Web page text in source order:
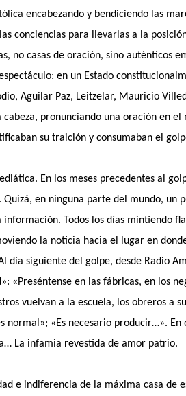
encabezando y bendiciendo las
conciencias para llevarlas a la
no casas de oración, sino auténticos
en un Estado
Aguilar Paz, Leitzelar, Mauricio
cabeza, pronunciando una oración en
su traición y consumaban el
En los meses precedentes al
Quizá, en ninguna parte del mundo, un
información. Todos los días mintiendo
la noticia hacia el lugar en
día siguiente del golpe, desde Radio
«Preséntense en las fábricas, en los
vuelvan a la escuela, los obreros a
normal»; «Es necesario producir…».
La infamia revestida de amor patrio.
e indiferencia de la máxima casa de